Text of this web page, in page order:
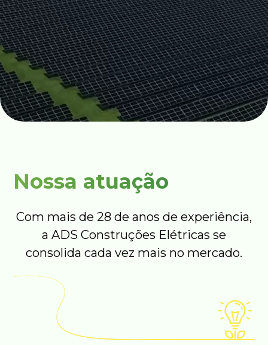
Nossa atuação
Com mais de 28 de anos de experiência,
a ADS Construções Elétricas se
consolida cada vez mais no mercado.